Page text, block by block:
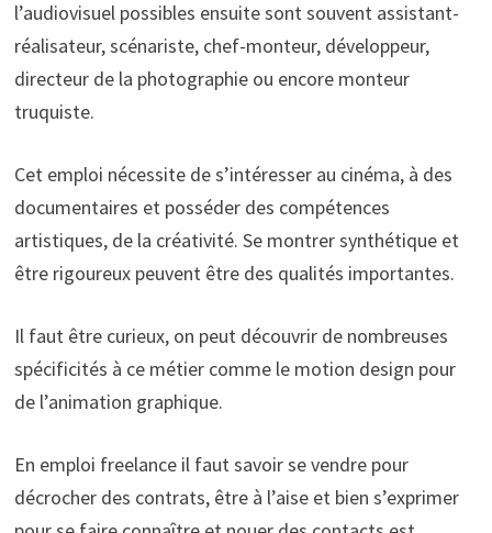
l’audiovisuel possibles ensuite sont souvent assistant-
réalisateur, scénariste, chef-monteur, développeur,
directeur de la photographie ou encore monteur
truquiste.
Cet emploi nécessite de s’intéresser au cinéma, à des
documentaires et posséder des compétences
artistiques, de la créativité. Se montrer synthétique et
être rigoureux peuvent être des qualités importantes.
Il faut être curieux, on peut découvrir de nombreuses
spécificités à ce métier comme le motion design pour
de l’animation graphique.
En emploi freelance il faut savoir se vendre pour
décrocher des contrats, être à l’aise et bien s’exprimer